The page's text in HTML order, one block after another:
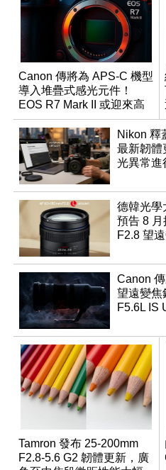
Canon 傳將為 APS-C 機型
導入堆疊式感光元件！
EOS R7 Mark II 或迎來高
速讀出升級
Nikon 釋
最新韌體
光異常進
德韓光學
預告 8
F2.8 望
Canon
望遠變焦
F5.6L IS
Tamron 發布 25-200mm
F2.8-5.6 G2 韌體更新，廣